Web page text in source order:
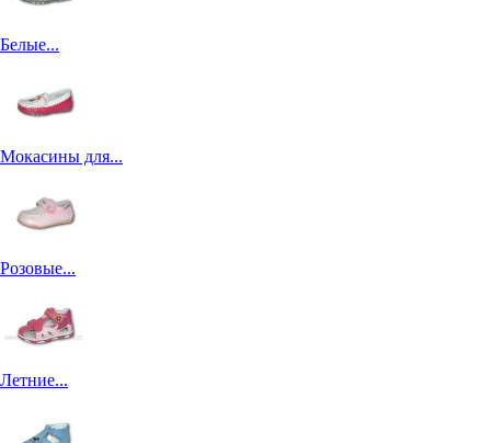
Белые...
Мокасины для...
Розовые...
Летние...